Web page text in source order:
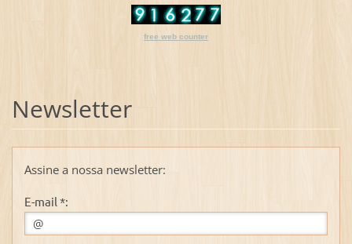
free web counter
Newsletter
Assine a nossa newsletter:
E-mail *: